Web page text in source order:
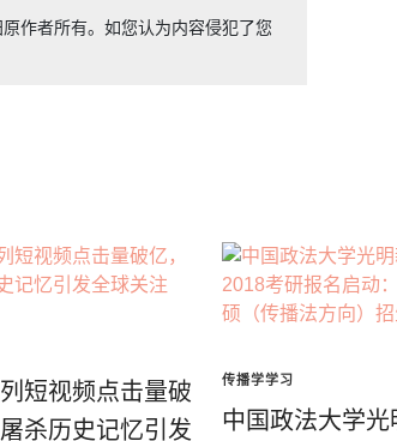
作者所有。如您认为内容侵犯了您
短视频点击量破
杀历史记忆引发
传播学学习
中国政法大学